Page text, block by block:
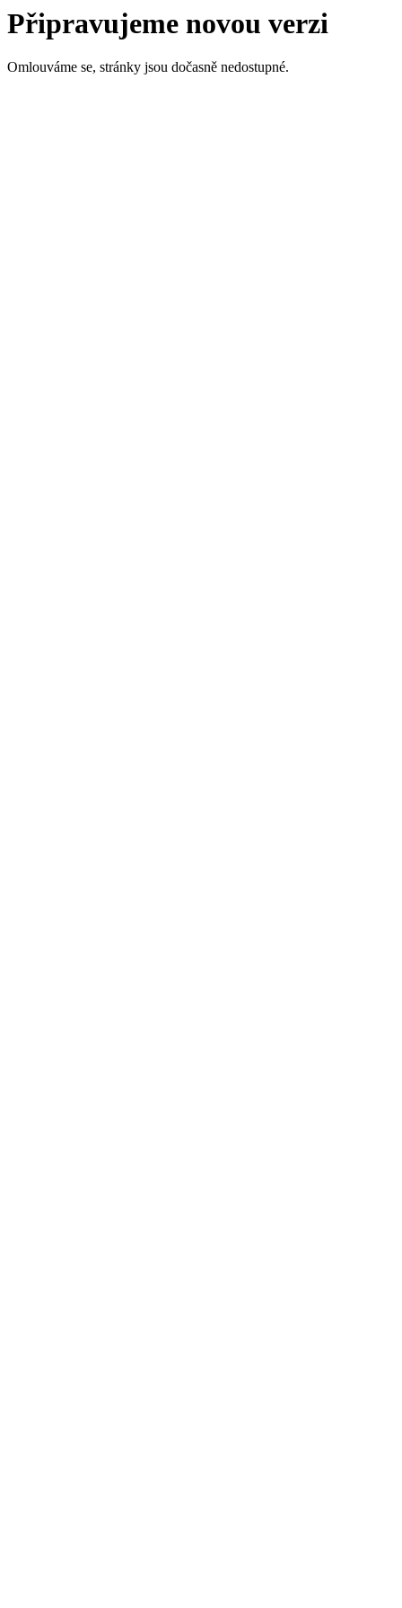
Připravujeme novou verzi
Omlouváme se, stránky jsou dočasně nedostupné.